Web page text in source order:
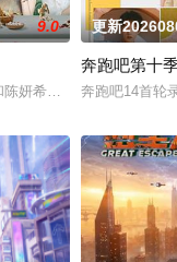
9.0
妍希、夏之光、高卿尘
更新
奔跑吧第十
奔跑吧14首轮